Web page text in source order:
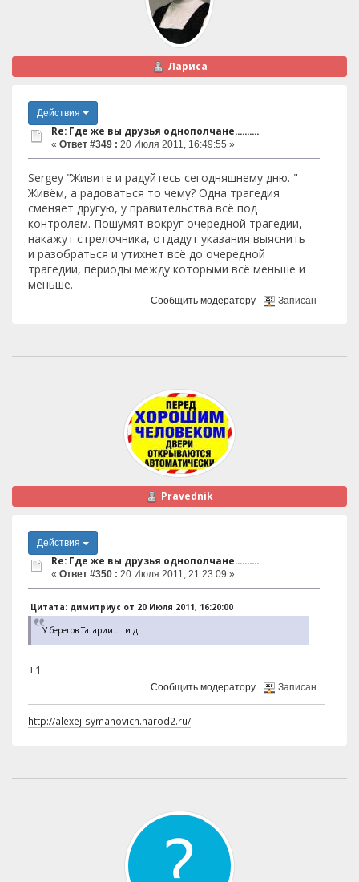
Лариса
Действия
Re: Где же вы друзья однополчане..........
« Ответ #349 : 20 Июля 2011, 16:49:55 »
Sergey "Живите и радуйтесь сегодняшнему дню. "
Живём, а радоваться то чему? Одна трагедия
сменяет другую, у правительства всё под
контролем. Пошумят вокруг очередной трагедии,
накажут стрелочника, отдадут указания выяснить
и разобраться и утихнет всё до очередной
трагедии, периоды между которыми всё меньше и
меньше.
Сообщить модератору Записан
Pravednik
Действия
Re: Где же вы друзья однополчане..........
« Ответ #350 : 20 Июля 2011, 21:23:09 »
Цитата: димитриус от 20 Июля 2011, 16:20:00
У берегов Татарии... и д.
+1
Сообщить модератору Записан
http://alexej-symanovich.narod2.ru/